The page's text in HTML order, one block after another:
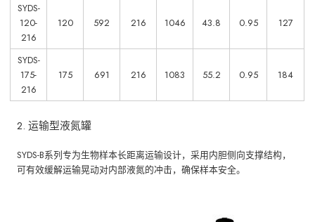
SYDS-
120-
216
120 592 216 1046 43.8 0.95 127
SYDS-
175-
216
175 691 216 1083 55.2 0.95 184
2. 运输型液氮罐
SYDS-B系列专为生物样本长距离运输设计，采用内胆侧向支撑结构，
可有效缓解运输晃动对内部液氮的冲击，确保样本安全。